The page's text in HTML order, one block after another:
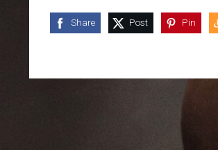
Share Post Pin